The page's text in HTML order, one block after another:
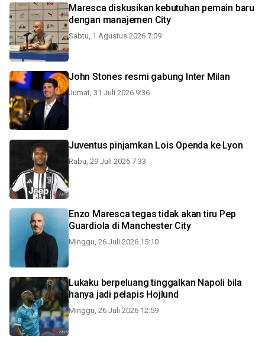
Maresca diskusikan kebutuhan pemain baru
dengan manajemen City
Sabtu, 1 Agustus 2026 7:09
John Stones resmi gabung Inter Milan
Jumat, 31 Juli 2026 9:36
Juventus pinjamkan Lois Openda ke Lyon
Rabu, 29 Juli 2026 7:33
Enzo Maresca tegas tidak akan tiru Pep
Guardiola di Manchester City
Minggu, 26 Juli 2026 15:10
Lukaku berpeluang tinggalkan Napoli bila
hanya jadi pelapis Hojlund
Minggu, 26 Juli 2026 12:59